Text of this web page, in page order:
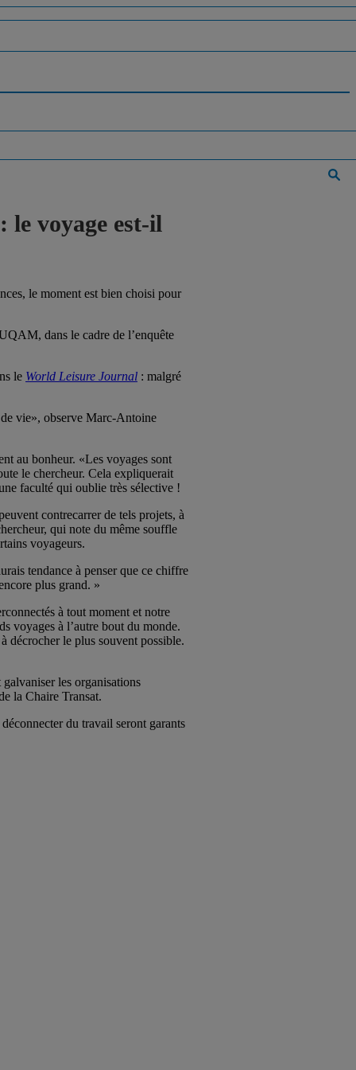
le voyage est-il
le moment est bien choisi pour
dans le cadre de l’enquête
le World Leisure Journal : malgré
vie», observe Marc-Antoine
au bonheur. «Les voyages sont
le chercheur. Cela expliquerait
faculté qui oublie très sélective !
contrecarrer de tels projets, à
qui note du même souffle
voyageurs.
tendance à penser que ce chiffre
plus grand. »
à tout moment et notre
voyages à l’autre bout du monde.
décrocher le plus souvent possible.
les organisations
la Chaire Transat.
du travail seront garants